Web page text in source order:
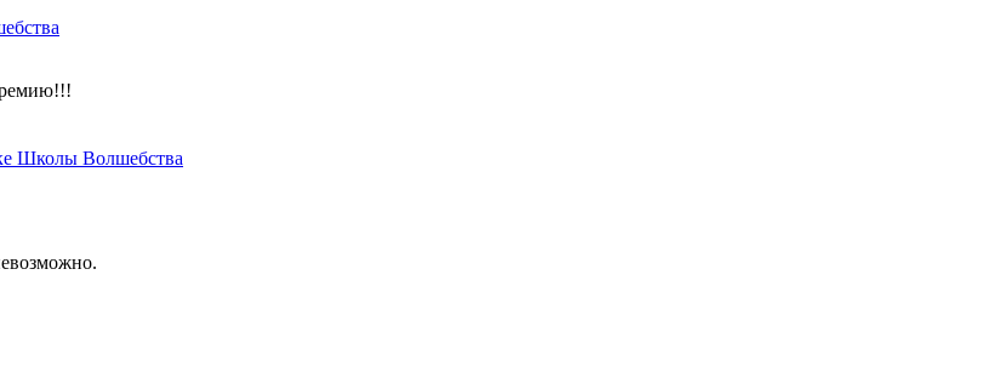
Школы Волшебства